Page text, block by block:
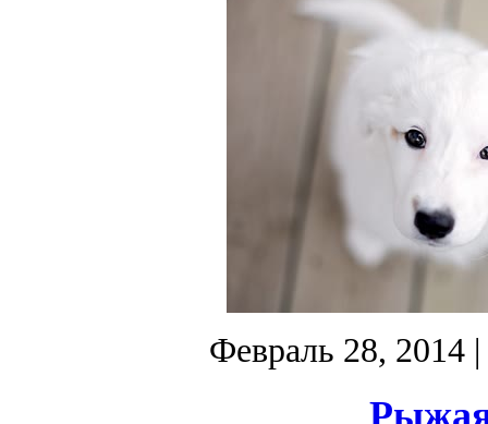
Февраль 28, 2014